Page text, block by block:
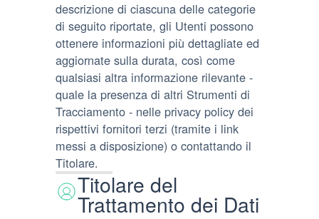
descrizione di ciascuna delle categorie
di seguito riportate, gli Utenti possono
ottenere informazioni più dettagliate ed
aggiornate sulla durata, così come
qualsiasi altra informazione rilevante -
quale la presenza di altri Strumenti di
Tracciamento - nelle privacy policy dei
rispettivi fornitori terzi (tramite i link
messi a disposizione) o contattando il
Titolare.
Titolare del
Trattamento dei Dati